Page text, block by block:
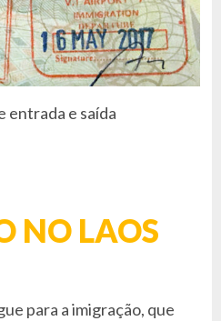
entrada e saída
NO LAOS
para a imigração, que